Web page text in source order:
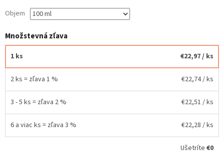
Objem
Množstevná zľava
1 ks €22,97/ ks
2 ks = zľava 1 % €22,74/ ks
3 - 5 ks = zľava 2 % €22,51 / ks
6 a viac ks = zľava 3 % €22,28 / ks
Ušetríte €0